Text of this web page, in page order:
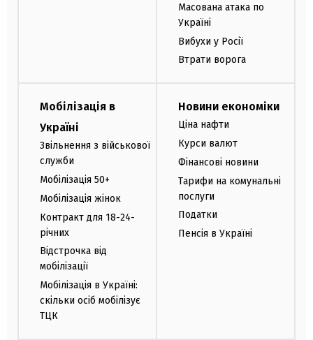
Масована атака по
Україні
Вибухи у Росії
Втрати ворога
Мобілізація в
Україні
Звільнення з військової
служби
Мобілізація 50+
Мобілізація жінок
Контракт для 18-24-
річних
Відстрочка від
мобілізації
Мобілізація в Україні:
скільки осіб мобілізує
ТЦК
Новини економіки
Ціна нафти
Курси валют
Фінансові новини
Тарифи на комунальні
послуги
Податки
Пенсія в Україні